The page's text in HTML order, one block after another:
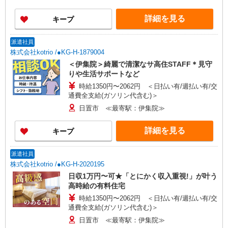
キープ 詳細を見る
派遣社員
株式会社kotrio /●KG-H-1879004
＜伊集院＞綺麗で清潔なサ高住STAFF＊見守
りや生活サポートなど
時給1350円〜2062円 ＜日払い有/週払い有/交
通費全支給(ガソリン代含む)＞
日置市 ≪最寄駅：伊集院≫
キープ 詳細を見る
派遣社員
株式会社kotrio /●KG-H-2020195
日収1万円〜可★「とにかく収入重視!」が叶う
高時給の有料住宅
時給1350円〜2062円 ＜日払い有/週払い有/交
通費全支給(ガソリン代含む)＞
日置市 ≪最寄駅：伊集院≫